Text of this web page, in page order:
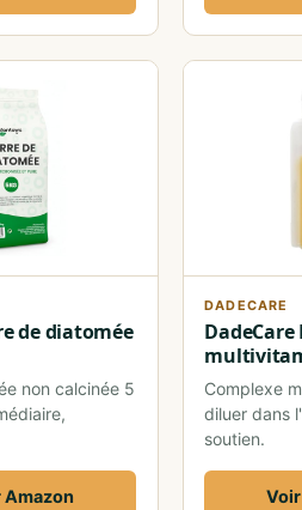
de diatomée
non calcinée 5
Amazon
DADECARE
Complexe
diluer dans
soutien.